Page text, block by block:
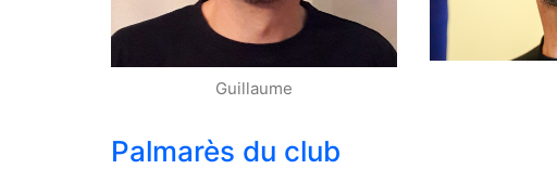
Guillaume
Palmarès du club